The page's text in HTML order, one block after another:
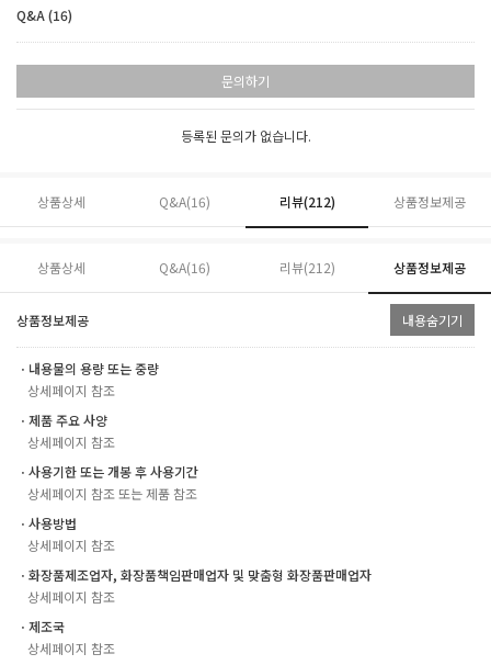
Q&A (16)
문의하기
등록된 문의가 없습니다.
상품상세 Q&A(16) 리뷰(212) 상품정보제공
상품상세 Q&A(16) 리뷰(212) 상품정보제공
상품정보제공 내용숨기기
ㆍ내용물의 용량 또는 중량
상세페이지 참조
ㆍ제품 주요 사양
상세페이지 참조
ㆍ사용기한 또는 개봉 후 사용기간
상세페이지 참조 또는 제품 참조
ㆍ사용방법
상세페이지 참조
ㆍ화장품제조업자, 화장품책임판매업자 및 맞춤형 화장품판매업자
상세페이지 참조
ㆍ제조국
상세페이지 참조